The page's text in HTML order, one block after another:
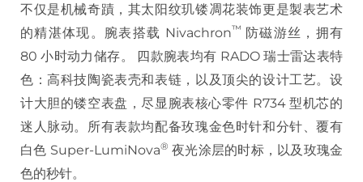
不仅是机械奇蹟，其太阳纹玑镂凋花装饰更是製表艺术
的精湛体现。腕表搭载 Nivachron™ 防磁游丝，拥有
80 小时动力储存。 四款腕表均有 RADO 瑞士雷达表特
色：高科技陶瓷表壳和表链，以及顶尖的设计工艺。设
计大胆的镂空表盘，尽显腕表核心零件 R734 型机芯的
迷人脉动。所有表款均配备玫瑰金色时针和分针、覆有
白色 Super-LumiNova® 夜光涂层的时标，以及玫瑰金
色的秒针。